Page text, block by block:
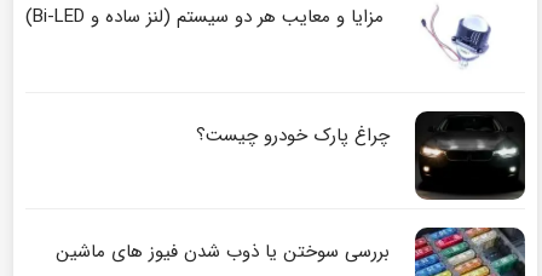
مزایا و معایب هر دو سیستم (لنز ساده و Bi-LED)
چراغ پارک خودرو چیست؟
بررسی سوختن یا ذوب شدن فیوز های ماشین